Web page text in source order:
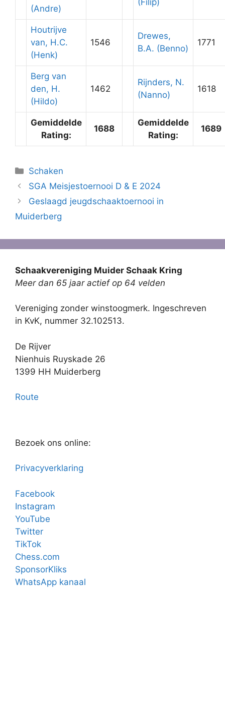
(Andre)
Houtrijve
van, H.C.
(Henk)
1546
Drewes,
B.A. (Benno)
1771
Berg van
den, H.
(Hildo)
1462
Rijnders, N.
(Nanno)
1618
Gemiddelde
Rating:
1688
Gemiddelde
Rating:
1689
Categorieën
Schaken
SGA Meisjestoernooi D & E 2024
Geslaagd jeugdschaaktoernooi in
Muiderberg
Schaakvereniging Muider Schaak Kring
Meer dan 65 jaar actief op 64 velden
Vereniging zonder winstoogmerk. Ingeschreven
in KvK, nummer 32.102513.
De Rijver
Nienhuis Ruyskade 26
1399 HH Muiderberg
Route
Bezoek ons online:
Privacyverklaring
Facebook
Instagram
YouTube
Twitter
TikTok
Chess.com
SponsorKliks
WhatsApp kanaal